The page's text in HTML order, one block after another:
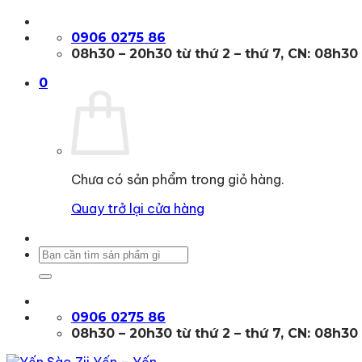
qua
0906 0275 86
08h30 – 20h30 từ thứ 2 – thứ 7, CN: 08h30
0
Chưa có sản phẩm trong giỏ hàng.
Quay trở lại cửa hàng
Tìm
0906 0275 86
08h30 – 20h30 từ thứ 2 – thứ 7, CN: 08h30